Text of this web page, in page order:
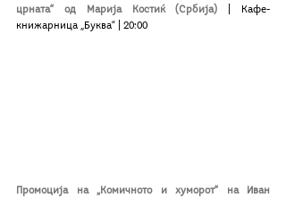
црната“ од Марија Костиќ (Србија)
Кафе-
книжарница „Буква“
20:00
Промоција на „Комичното и хуморот“ на Иван